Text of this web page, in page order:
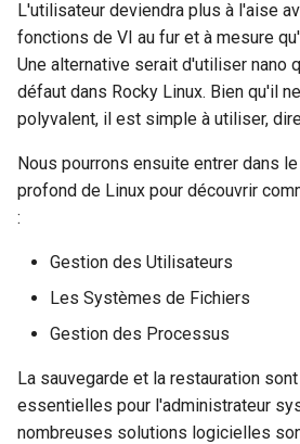
c
h
e
DNS
Editors
Email
File Sharing Services
Filesystems
HPC
Interoperability
poste de travail
Part 5.2 Varnish
Part 5.3 Squid
Chapitre 6 Serveurs de
messagerie
Mise en place des dépôts
locaux de Rocky
bash - Couleur de Chaîne
Service `systemd` - Script
Python
Compatibilité CPU
torsocks — Acheminement du
trafic via Tor/SOCKS5
Graver sur CD/DVD avec
L'utilisateur deviendra plus à l'aise
fonctions de VI au fur et à mesure
Une alternative serait d'utiliser nano
défaut dans Rocky Linux. Bien qu'il
polyvalent, il est simple à utiliser,
Nous pourrons ensuite entrer dans
profond de Linux pour découvrir
:
Gestion des Utilisateurs
Les Systèmes de Fichiers
Gestion des Processus
La sauvegarde et la restauration
essentielles pour l'administrateur
nombreuses solutions logicielles